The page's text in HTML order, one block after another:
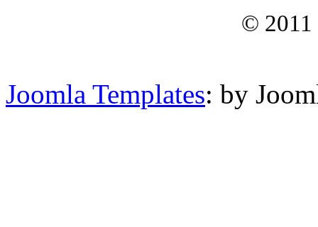
©
Joomla Templates: by